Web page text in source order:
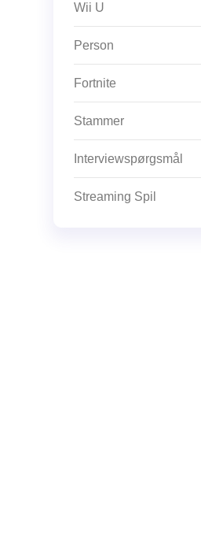
Wii U
Person
Fortnite
Stammer
Interviewspørgsmål
Streaming Spil